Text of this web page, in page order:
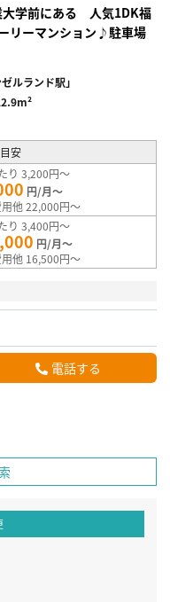
大学前にある 人気1DK福
リーマンション♪駐車場
ルランド駅」
安
り 3,200円～
円/月～
他 22,000円～
り 3,400円～
円/月～
他 16,500円～
電話する